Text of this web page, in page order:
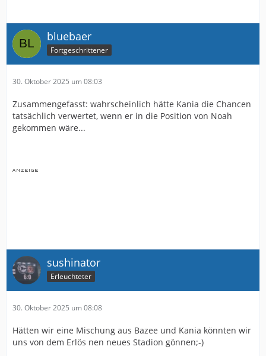
bluebaer
Fortgeschrittener
30. Oktober 2025 um 08:03
Zusammengefasst: wahrscheinlich hätte Kania die Chancen
tatsächlich verwertet, wenn er in die Position von Noah
gekommen wäre...
sushinator
Erleuchteter
30. Oktober 2025 um 08:08
Hätten wir eine Mischung aus Bazee und Kania könnten wir
uns von dem Erlös nen neues Stadion gönnen;-)